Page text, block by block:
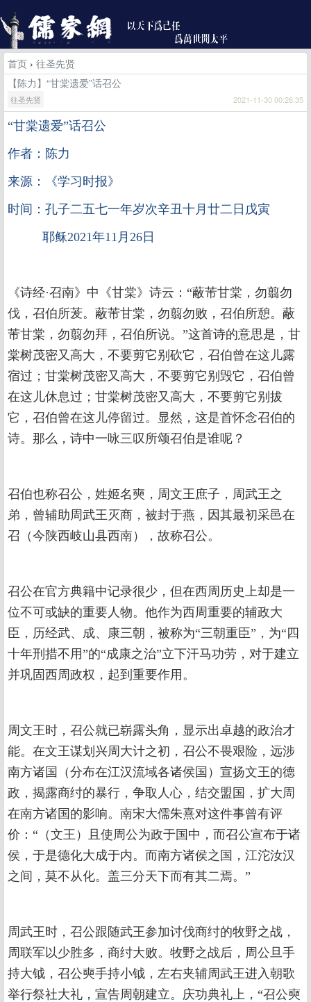
首页 › 往圣先贤
【陈力】“甘棠遗爱”话召公
往圣先贤 2021-11-30 00:26:35
“甘棠遗爱”话召公
作者：陈力
来源：《学习时报》
时间：孔子二五七一年岁次辛丑十月廿二日戊寅
耶稣2021年11月26日
《诗经·召南》中《甘棠》诗云：“蔽芾甘棠，勿翦勿
伐，召伯所茇。蔽芾甘棠，勿翦勿败，召伯所憩。蔽
芾甘棠，勿翦勿拜，召伯所说。”这首诗的意思是，甘
棠树茂密又高大，不要剪它别砍它，召伯曾在这儿露
宿过；甘棠树茂密又高大，不要剪它别毁它，召伯曾
在这儿休息过；甘棠树茂密又高大，不要剪它别拔
它，召伯曾在这儿停留过。显然，这是首怀念召伯的
诗。那么，诗中一咏三叹所颂召伯是谁呢？
召伯也称召公，姓姬名奭，周文王庶子，周武王之
弟，曾辅助周武王灭商，被封于燕，因其最初采邑在
召（今陕西岐山县西南），故称召公。
召公在官方典籍中记录很少，但在西周历史上却是一
位不可或缺的重要人物。他作为西周重要的辅政大
臣，历经武、成、康三朝，被称为“三朝重臣”，为“四
十年刑措不用”的“成康之治”立下汗马功劳，对于建立
并巩固西周政权，起到重要作用。
周文王时，召公就已崭露头角，显示出卓越的政治才
能。在文王谋划兴周大计之初，召公不畏艰险，远涉
南方诸国（分布在江汉流域各诸侯国）宣扬文王的德
政，揭露商纣的暴行，争取人心，结交盟国，扩大周
在南方诸国的影响。南宋大儒朱熹对这件事曾有评
价：“（文王）且使周公为政于国中，而召公宣布于诸
侯，于是德化大成于内。而南方诸侯之国，江沱汝汉
之间，莫不从化。盖三分天下而有其二焉。”
周武王时，召公跟随武王参加讨伐商纣的牧野之战，
周联军以少胜多，商纣大败。牧野之战后，周公旦手
持大钺，召公奭手持小钺，左右夹辅周武王进入朝歌
举行祭社大礼，宣告周朝建立。庆功典礼上，“召公奭